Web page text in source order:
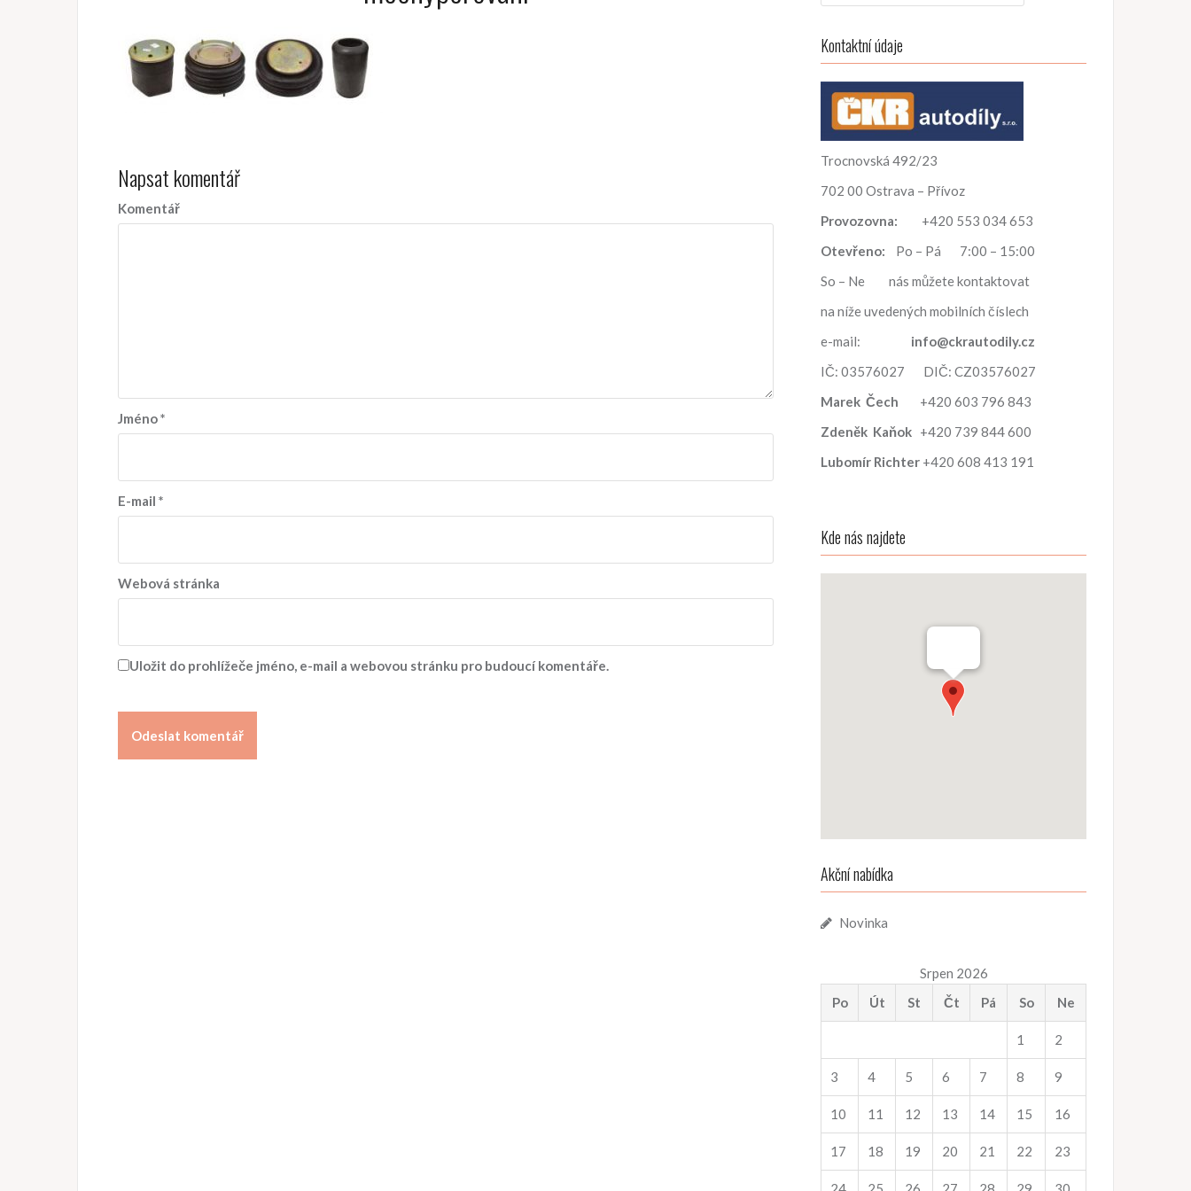
Napsat komentář
Komentář
Jméno*
E-mail *
Webová stránka
Uložit do prohlížeče jméno, e-mail a webovou stránku pro budoucí komentáře.
h
e
á
n
Kontaktní údaje
Trocnovská 492/23
702 00 Ostrava – Přívoz
Provozovna:
+420 553 034 653
Otevřeno: Po – Pá 7:00 – 15:00
So – Ne nás můžete kontaktovat
na níže uvedených mobilních číslech
e-mail: info@ckrautodily.cz
IČ: 03576027 DIČ: CZ03576027
Marek Čech
+420 603 796 843
Zdeněk Kaňok +420 739 844 600
Lubomír Richter +420 608 413 191
Kde nás najdete
Akční nabídka
Novinka
Srpen 2026
Po
Út St Čt Pá So Ne
1 2
3 4 5 6 7 8 9
10 11 12 13 14 15 16
17 18 19 20 21 22 23